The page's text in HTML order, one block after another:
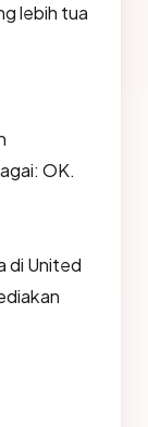
lebih tua
OK.
di United